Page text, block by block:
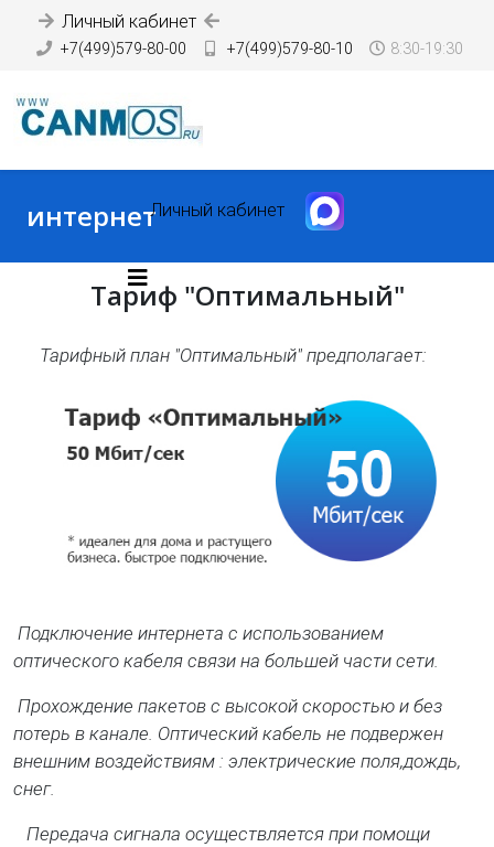
Личный кабинет
+7(499)579-80-00 +7(499)579-80-10 8:30-19:30
Личный кабинет
интернет
Тариф "Оптимальный"
Тарифный план "Оптимальный" предполагает:
Подключение интернета с использованием
оптического кабеля связи на большей части сети.
Прохождение пакетов с высокой скоростью и без
потерь в канале. Оптический кабель не подвержен
внешним воздействиям : электрические поля,дождь,
снег.
Передача сигнала осуществляется при помощи